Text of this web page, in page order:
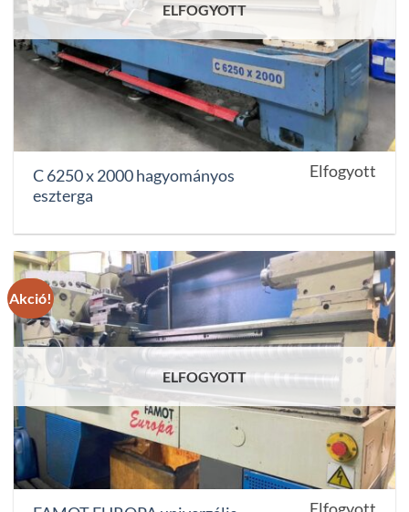
ELFOGYOTT
C 6250 x 2000 hagyományos
eszterga
Elfogyott
Akció!
ELFOGYOTT